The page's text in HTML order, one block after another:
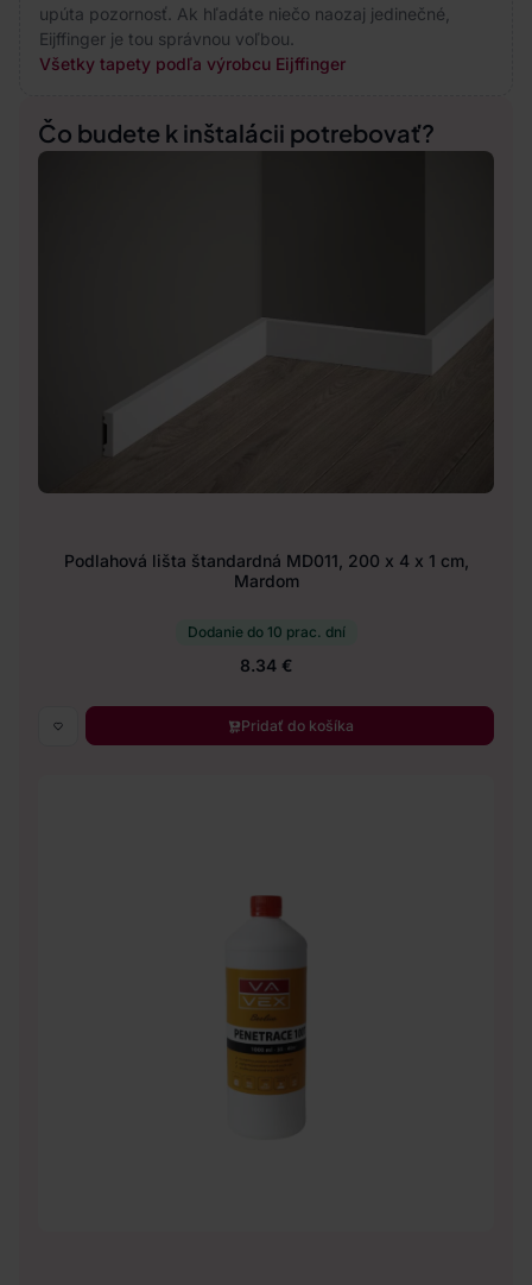
upúta pozornosť. Ak hľadáte niečo naozaj jedinečné,
Eijffinger je tou správnou voľbou.
Všetky tapety podľa výrobcu Eijffinger
Čo budete k inštalácii potrebovať?
Podlahová lišta štandardná MD011, 200 x 4 x 1 cm,
Mardom
Dodanie do 10 prac. dní
8.34 €
Pridať do košíka